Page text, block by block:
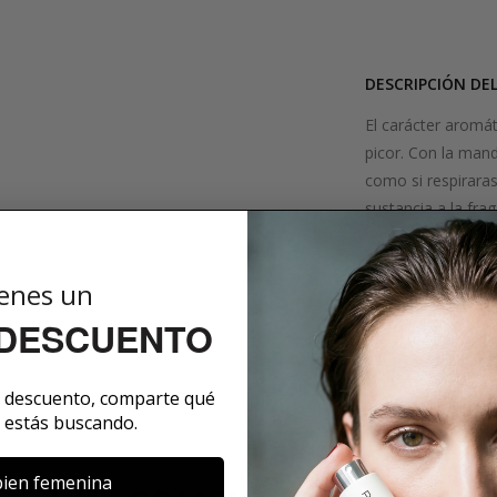
DESCRIPCIÓN
El carácter
picor. Con la
como si
sustancia a la
de la frescura.
hogar acogedor
de Sentier le
cuando cae la
un
comparte qué
buscando.
femenina